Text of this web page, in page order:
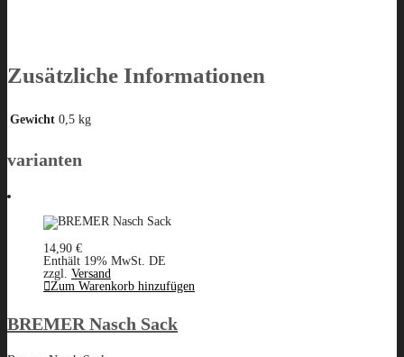
Zusätzliche Informationen
Gewicht 0,5 kg
varianten
14,90 €
Enthält 19% MwSt. DE
zzgl. Versand
Zum Warenkorb hinzufügen
BREMER Nasch Sack